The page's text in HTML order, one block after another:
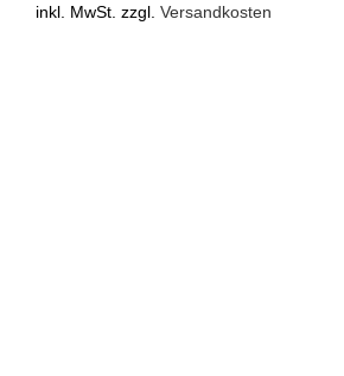
inkl. MwSt. zzgl. Versandkosten